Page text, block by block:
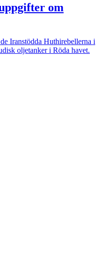
om
Iranstödda Huthirebellerna i
oljetanker i Röda havet.